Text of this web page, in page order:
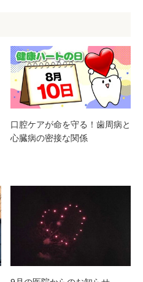
口腔ケアが命を守る！歯周病と
心臓病の密接な関係